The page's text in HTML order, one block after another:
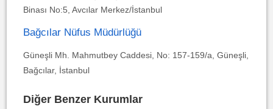
Binası No:5, Avcılar Merkez/İstanbul
Bağcılar Nüfus Müdürlüğü
Güneşli Mh. Mahmutbey Caddesi, No: 157-159/a, Güneşli,
Bağcılar, İstanbul
Diğer Benzer Kurumlar